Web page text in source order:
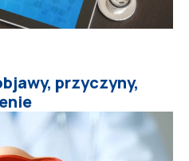
przyczyny,